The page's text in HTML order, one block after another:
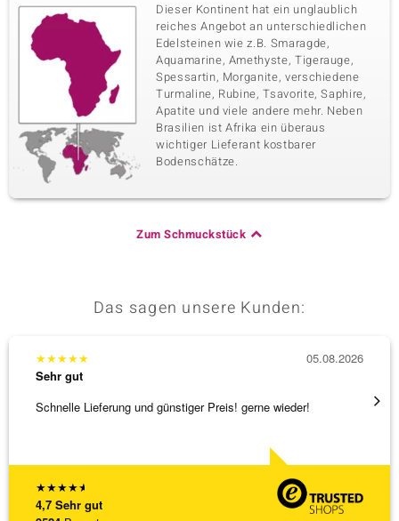
Dieser Kontinent hat ein unglaublich
reiches Angebot an unterschiedlichen
Edelsteinen wie z.B. Smaragde,
Aquamarine, Amethyste, Tigerauge,
Spessartin, Morganite, verschiedene
Turmaline, Rubine, Tsavorite, Saphire,
Apatite und viele andere mehr. Neben
Brasilien ist Afrika ein überaus
wichtiger Lieferant kostbarer
Bodenschätze.
Zum Schmuckstück
Das sagen unsere Kunden:
★★★★★
4,7 Sehr gut
★★★★★
Sehr gut
Schnelle Lieferung und günstiger Preis! gerne wieder!
05.08.2026
Ich